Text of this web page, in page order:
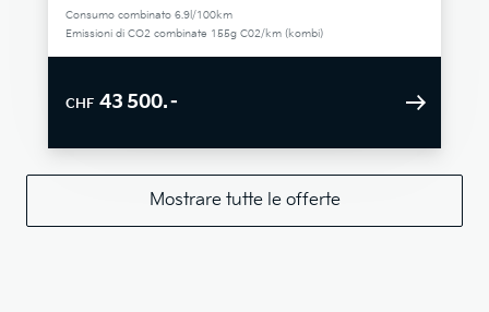
Consumo combinato 6.9l/100km
Emissioni di CO2 combinate 155g C02/km (kombi)
CHF 43 500.–
Mostrare tutte le offerte